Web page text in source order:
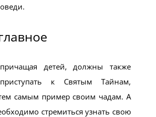
детей, должны также
приступать к Святым Тайнам,
самым пример своим чадам. А
стремиться узнать свою